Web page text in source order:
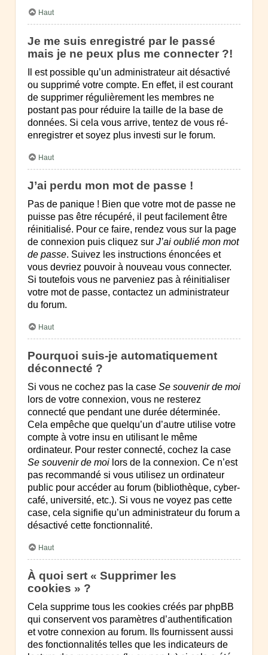
Haut
Je me suis enregistré par le passé
mais je ne peux plus me connecter ?!
Il est possible qu’un administrateur ait désactivé
ou supprimé votre compte. En effet, il est courant
de supprimer régulièrement les membres ne
postant pas pour réduire la taille de la base de
données. Si cela vous arrive, tentez de vous ré-
enregistrer et soyez plus investi sur le forum.
Haut
J’ai perdu mon mot de passe !
Pas de panique ! Bien que votre mot de passe ne
puisse pas être récupéré, il peut facilement être
réinitialisé. Pour ce faire, rendez vous sur la page
de connexion puis cliquez sur J’ai oublié mon mot
de passe. Suivez les instructions énoncées et
vous devriez pouvoir à nouveau vous connecter.
Si toutefois vous ne parveniez pas à réinitialiser
votre mot de passe, contactez un administrateur
du forum.
Haut
Pourquoi suis-je automatiquement
déconnecté ?
Si vous ne cochez pas la case Se souvenir de moi
lors de votre connexion, vous ne resterez
connecté que pendant une durée déterminée.
Cela empêche que quelqu’un d’autre utilise votre
compte à votre insu en utilisant le même
ordinateur. Pour rester connecté, cochez la case
Se souvenir de moi lors de la connexion. Ce n’est
pas recommandé si vous utilisez un ordinateur
public pour accéder au forum (bibliothèque, cyber-
café, université, etc.). Si vous ne voyez pas cette
case, cela signifie qu’un administrateur du forum a
désactivé cette fonctionnalité.
Haut
À quoi sert « Supprimer les
cookies » ?
Cela supprime tous les cookies créés par phpBB
qui conservent vos paramètres d’authentification
et votre connexion au forum. Ils fournissent aussi
des fonctionnalités telles que les indicateurs de